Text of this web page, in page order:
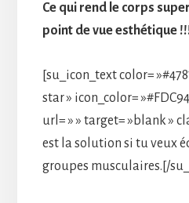
Ce qui rend le corps
point de vue esthétique
[su_icon_text color=
star » icon_color=
url= » » target= »blank »
est la solution si tu veux
groupes musculaires.[/